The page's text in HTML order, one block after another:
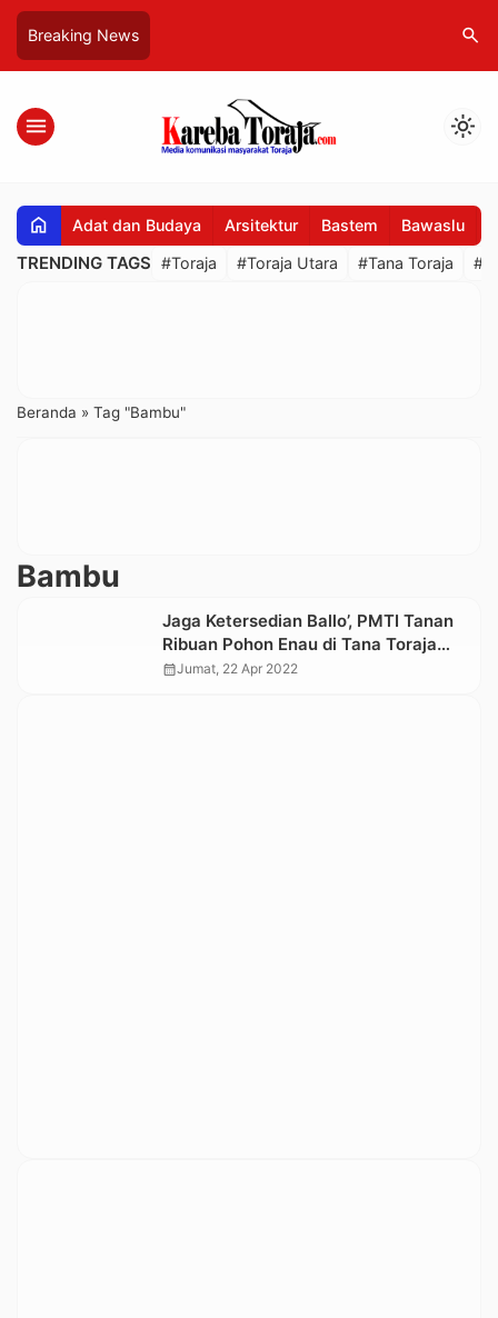
Breaking News search
menu light_mode
home Adat dan Budaya Arsitektur Bastem Bawaslu
TRENDING TAGS #Toraja #Toraja Utara #Tana Toraja
Beranda » Tag "Bambu"
Bambu
Jaga Ketersedian Ballo’, PMTI Tanan
Ribuan Pohon Enau di Tana Toraja
dan Toraja Utara
calendar_monthJumat, 22 Apr 2022